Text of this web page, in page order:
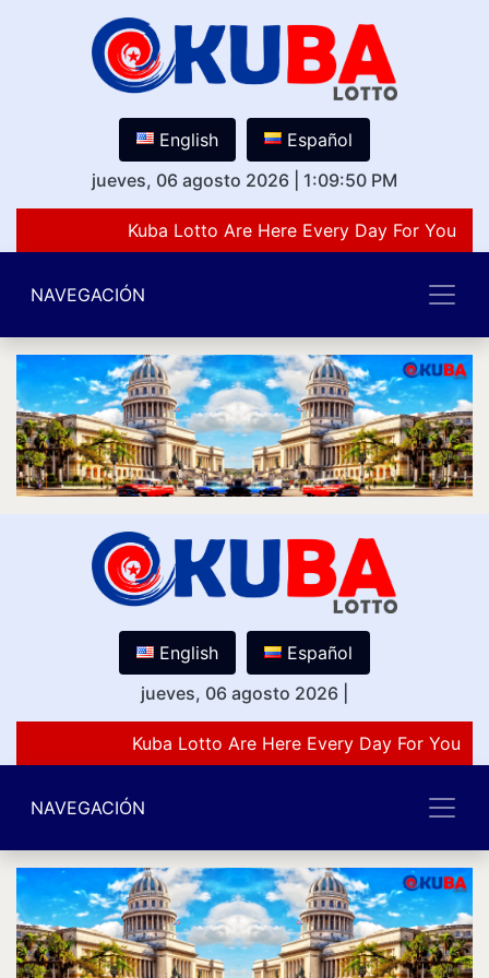
English
Español
jueves, 06 agosto 2026
1:09:50 PM
Kuba Lotto Are Here Every Day For You
NAVEGACIÓN
English
Español
jueves, 06 agosto 2026
Kuba Lotto Are Here Every Day For You
NAVEGACIÓN